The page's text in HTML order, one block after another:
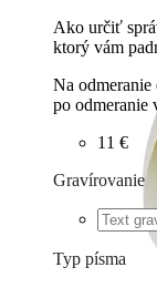
Ako určiť
ktorý vám
Na
po odmeranie
11 €
Gravírovanie
Typ písma